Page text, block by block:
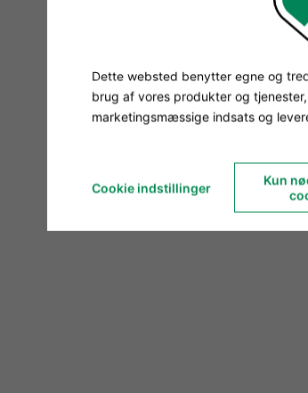
Dette websted benytter egne og
brug af vores produkter og
marketingsmæssige indsats og
Cookie indstillinger
Kun